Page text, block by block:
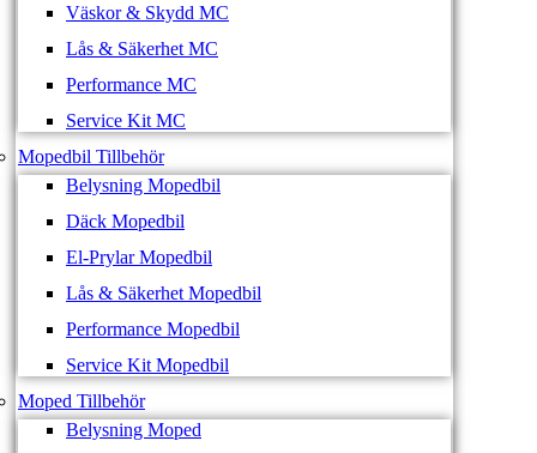
Väskor & Skydd MC
Lås & Säkerhet MC
Performance MC
Service Kit MC
Mopedbil Tillbehör
Belysning Mopedbil
Däck Mopedbil
El-Prylar Mopedbil
Lås & Säkerhet Mopedbil
Performance Mopedbil
Service Kit Mopedbil
Moped Tillbehör
Belysning Moped